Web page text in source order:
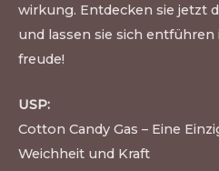
wirkung. Entdecken sie jetzt
und lassen sie sich
freude!
USP:
Cotton Candy Gas – Eine
Weichheit und Kraft